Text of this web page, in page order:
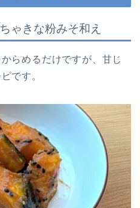
ゃきな粉みそ和え
らめるだけですが、甘じ
です。